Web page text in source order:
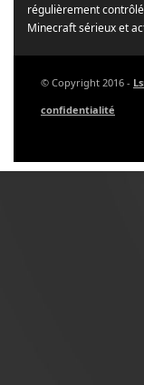
régulièrement
Minecraft sérieux et
© Copyright 2016 -
confidentialité